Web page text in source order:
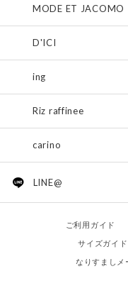
MODE ET JACOMO
D'ICI
ing
Riz raffinee
carino
LINE@
ご利用ガイド
サイズガイド
なりすましメ